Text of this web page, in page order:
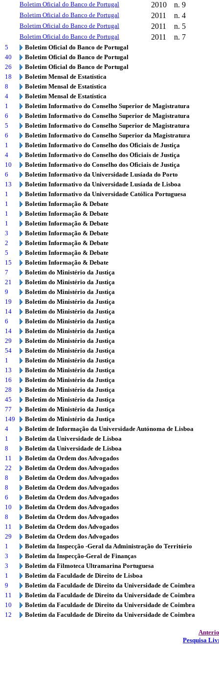
Boletim Oficial do Banco de Portugal 2010 n. 9
Boletim Oficial do Banco de Portugal 2011 n. 4
Boletim Oficial do Banco de Portugal 2011 n. 5
Boletim Oficial do Banco de Portugal 2011 n. 7
5
Boletim Oficial do Banco de Portugal
40
Boletim Oficial do Banco de Portugal
26
Boletim Oficial do Banco de Portugal
18
Boletim Mensal de Estatística
8
Boletim Mensal de Estatística
4
Boletim Mensal de Estatística
1
Boletim Informativo do Conselho Superior de Magistratura
6
Boletim Informativo do Conselho Superior de Magistratura
5
Boletim Informativo do Conselho Superior de Magistratura
6
Boletim Informativo do Conselho Superior da Magistratura
1
Boletim Informativo do Conselho dos Oficiais de Justiça
4
Boletim Informativo do Conselho dos Oficiais de Justiça
10
Boletim Informativo do Conselho dos Oficiais de Justiça
6
Boletim Informativo da Universidade Lusíada do Porto
13
Boletim Informativo da Universidade Lusíada de Lisboa
1
Boletim Informativo da Universidade Católica Portuguesa
1
Boletim Informação & Debate
1
Boletim Informação & Debate
1
Boletim Informação & Debate
3
Boletim Informação & Debate
2
Boletim Informação & Debate
5
Boletim Informação & Debate
15
Boletim Informação & Debate
7
Boletim do Ministério da Justiça
21
Boletim do Ministério da Justiça
9
Boletim do Ministério da Justiça
19
Boletim do Ministério da Justiça
14
Boletim do Ministério da Justiça
6
Boletim do Ministério da Justiça
14
Boletim do Ministério da Justiça
29
Boletim do Ministério da Justiça
54
Boletim do Ministério da Justiça
1
Boletim do Ministério da Justiça
13
Boletim do Ministério da Justiça
16
Boletim do Ministério da Justiça
28
Boletim do Ministério da Justiça
45
Boletim do Ministério da Justiça
77
Boletim do Ministério da Justiça
149
Boletim do Ministério da Justiça
4
Boletim de Informação da Universidade Autónoma de Lisboa
1
Boletim da Universidade de Lisboa
8
Boletim da Universidade de Lisboa
11
Boletim da Ordem dos Advogados
22
Boletim da Ordem dos Advogados
8
Boletim da Ordem dos Advogados
8
Boletim da Ordem dos Advogados
6
Boletim da Ordem dos Advogados
10
Boletim da Ordem dos Advogados
8
Boletim da Ordem dos Advogados
11
Boletim da Ordem dos Advogados
29
Boletim da Ordem dos Advogados
1
Boletim da Inspecção -Geral da Administração do Território
3
Boletim da Inspecção-Geral de Finanças
3
Boletim da Filmoteca Ultramarina Portuguesa
1
Boletim da Faculdade de Direito de Lisboa
9
Boletim da Faculdade de Direito da Universidade de Coimbra
11
Boletim da Faculdade de Direito da Universidade de Coimbra
10
Boletim da Faculdade de Direito da Universidade de Coimbra
12
Boletim da Faculdade de Direito da Universidade de Coimbra
Pesquisa